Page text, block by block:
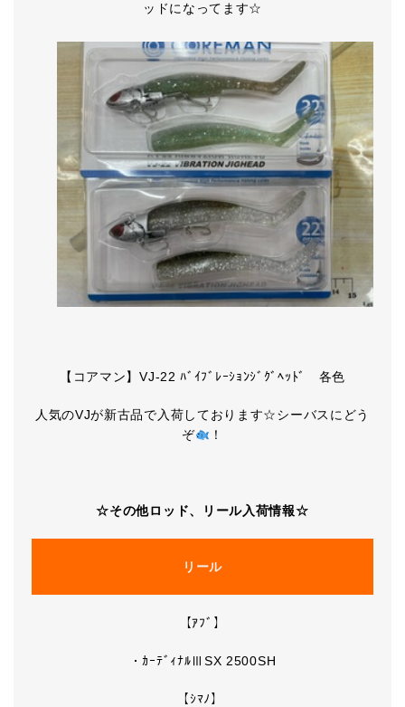
ッドになってます☆
【コアマン】VJ-22 ﾊﾞｲﾌﾞﾚｰｼｮﾝｼﾞｸﾞﾍｯﾄﾞ 各色
人気のVJが新古品で入荷しております☆シーバスにどう
ぞ
！
☆その他ロッド、リール入荷情報☆
リール
【ｱﾌﾞ】
・ｶｰﾃﾞｨﾅﾙⅢSX 2500SH
【ｼﾏﾉ】